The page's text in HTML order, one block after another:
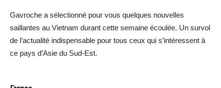
Gavroche a sélectionné pour vous quelques nouvelles
saillantes au Vietnam durant cette semaine écoulée. Un survol
de l’actualité indispensable pour tous ceux qui s’intéressent à
ce pays d’Asie du Sud-Est.